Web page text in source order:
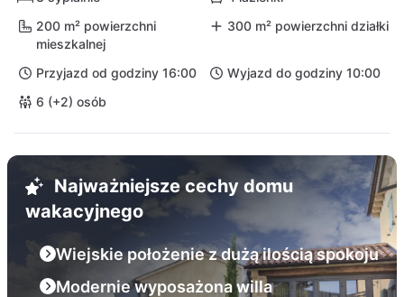
200 m² powierzchni
mieszkalnej
300 m² powierzchni działki
Przyjazd od godziny 16:00
Wyjazd do godziny 10:00
6 (+2) osób
Najważniejsze cechy domu
wakacyjnego
Wiejskie położenie z dużą ilością spokoju
Modernie wyposażona willa